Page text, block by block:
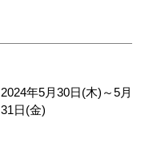
2024年5月30日(木)～5月
31日(金)